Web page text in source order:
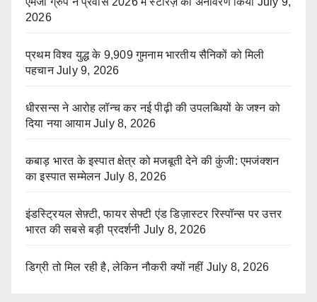
2026
प्रथम विश्व युद्ध के 9,909 गुमनाम भारतीय सैनिकों को मिली
पहचान July 9, 2026
धीरसन्स ने आरोह लॉन्च कर नई पीढ़ी की उपलब्धियों के जश्न को
दिया नया आयाम July 8, 2026
कबाड़ भारत के इस्पात क्षेत्र को मजबूती देने की कुंजी: एमजंक्शन
का इस्पात सम्मेलन July 8, 2026
इंडस्ट्रियल सेफ़्टी, फायर सेफ्टी एंड डिज़ास्टर रिस्पॉन्स पर उत्तर
भारत की सबसे बड़ी प्रदर्शनी July 8, 2026
डिग्री तो मिल रही है, लेकिन नौकरी क्यों नहीं July 8, 2026